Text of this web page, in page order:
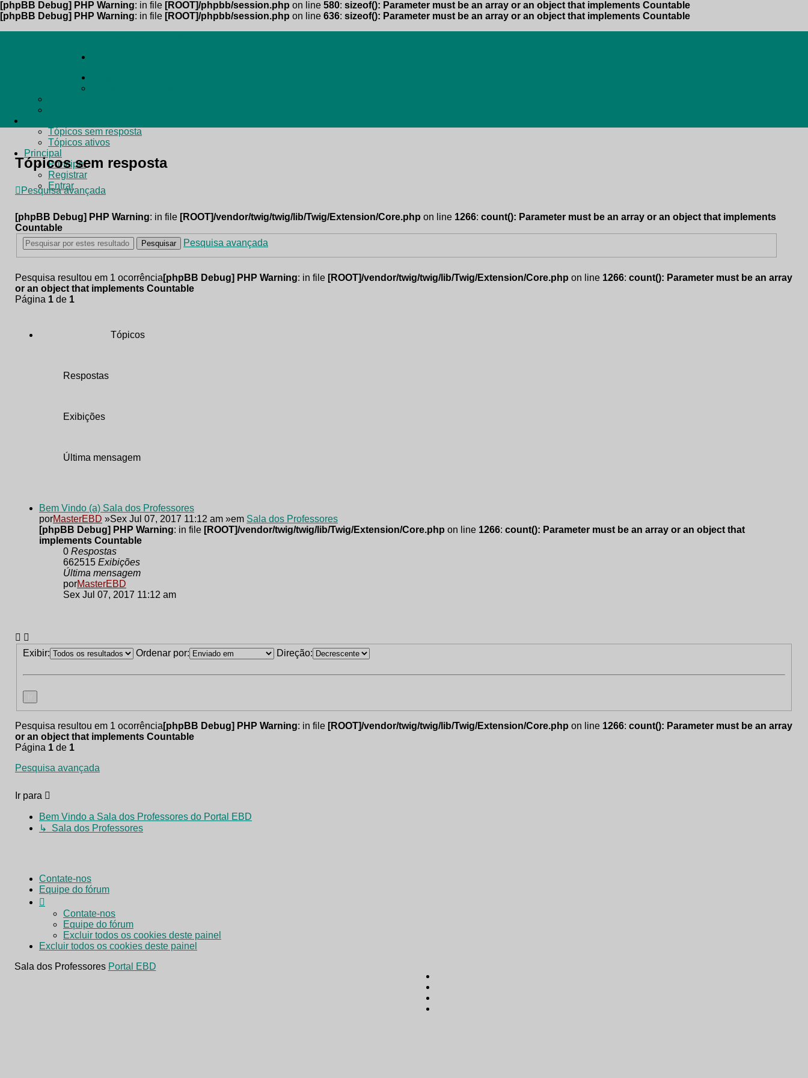
[phpBB Debug] PHP Warning: in file [ROOT]/phpbb/session.php on line 580: sizeof(): Parameter must be an array or an object that implements Countable
[phpBB Debug] PHP Warning: in file [ROOT]/phpbb/session.php on line 636: sizeof(): Parameter must be an array or an object that implements Countable
Sala dos Professores
Tópicos sem resposta
Tópicos ativos
Principal
Principal
Registrar
Entrar
Tópicos sem resposta
Pesquisa avançada
[phpBB Debug] PHP Warning: in file [ROOT]/vendor/twig/twig/lib/Twig/Extension/Core.php on line 1266: count(): Parameter must be an array or an object that implements
Countable
Pesquisar Pesquisa avançada
Pesquisa resultou em 1 ocorrência[phpBB Debug] PHP Warning: in file [ROOT]/vendor/twig/twig/lib/Twig/Extension/Core.php on line 1266: count(): Parameter must be an array
or an object that implements Countable
Página 1 de 1
Tópicos
Respostas
Exibições
Última mensagem
Bem Vindo (a) Sala dos Professores
porMasterEBD »Sex Jul 07, 2017 11:12 am »em Sala dos Professores
[phpBB Debug] PHP Warning: in file [ROOT]/vendor/twig/twig/lib/Twig/Extension/Core.php on line 1266: count(): Parameter must be an array or an object that
implements Countable
0 Respostas
662515 Exibições
Última mensagem
porMasterEBD
Sex Jul 07, 2017 11:12 am
Exibir: Ordenar por: Direção:
Pesquisa resultou em 1 ocorrência [phpBB Debug] PHP Warning: in file [ROOT]/vendor/twig/twig/lib/Twig/Extension/Core.php on line 1266: count(): Parameter must be an array
or an object that implements Countable
Página 1 de 1
Pesquisa avançada
Ir para
Bem Vindo a Sala dos Professores do Portal EBD
↳ Sala dos Professores
Contate-nos
Equipe do fórum
Contate-nos
Equipe do fórum
Excluir todos os cookies deste painel
Excluir todos os cookies deste painel
Sala dos Professores Portal EBD